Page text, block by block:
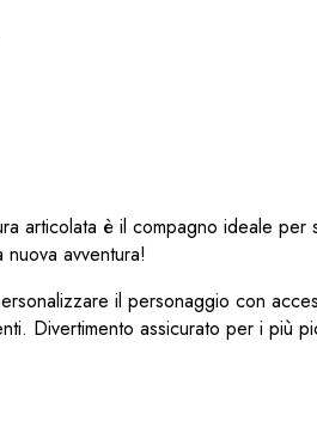
articolata è il compagno ideale per
avventura!
il personaggio con
Divertimento assicurato per i più